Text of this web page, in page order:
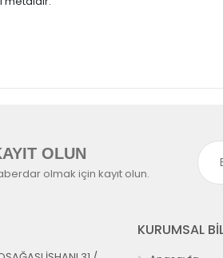
OLUN
olmak için kayıt olun.
KURUMSAL